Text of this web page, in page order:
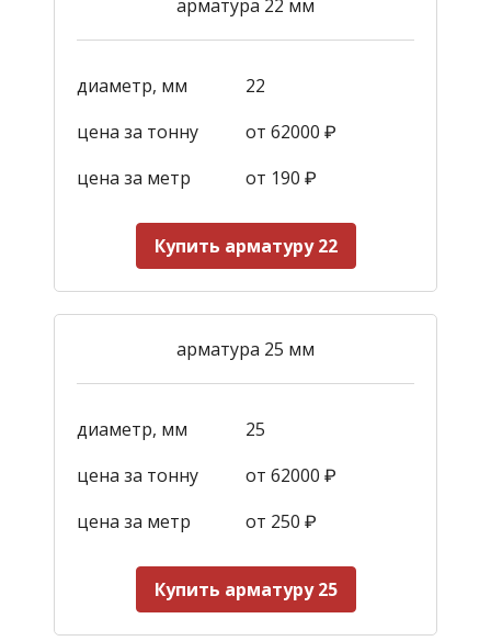
арматура 22 мм
диаметр, мм
22
цена за тонну
от 62000 ₽
цена за метр
от 190 ₽
Купить арматуру 22
арматура 25 мм
диаметр, мм
25
цена за тонну
от 62000 ₽
цена за метр
от 250 ₽
Купить арматуру 25